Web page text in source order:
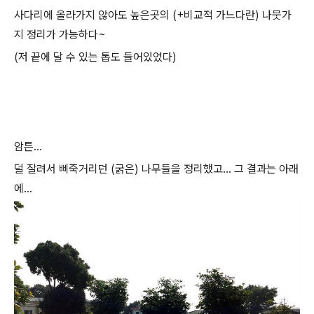
사다리에 올라가지 않아도 높은곳의 (+비교적 가느다란) 나뭇가
지 정리가 가능하다~
(저 끝에 달 수 있는 톱도 들어있었다)
암튼...
덜 잘려서 삐죽거리던 (굵은) 나무들을 정리했고... 그 결과는 아래
에...